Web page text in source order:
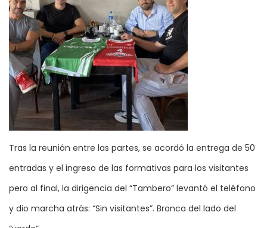
Tras la reunión entre las partes, se acordó la entrega de 50
entradas y el ingreso de las formativas para los visitantes
pero al final, la dirigencia del “Tambero” levantó el teléfono
y dio marcha atrás: “Sin visitantes”. Bronca del lado del